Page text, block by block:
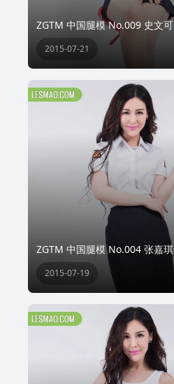
ZGTM 中国腿模 No.009 史文可
2015-07-21
ZGTM 中国腿模 No.004 张嘉琪
2015-07-19